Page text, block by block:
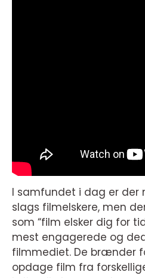
I samfundet i dag er der
slags filmelskere, men
som “film elsker dig for
mest engagerede og
filmmediet. De brænder
opdage film fra